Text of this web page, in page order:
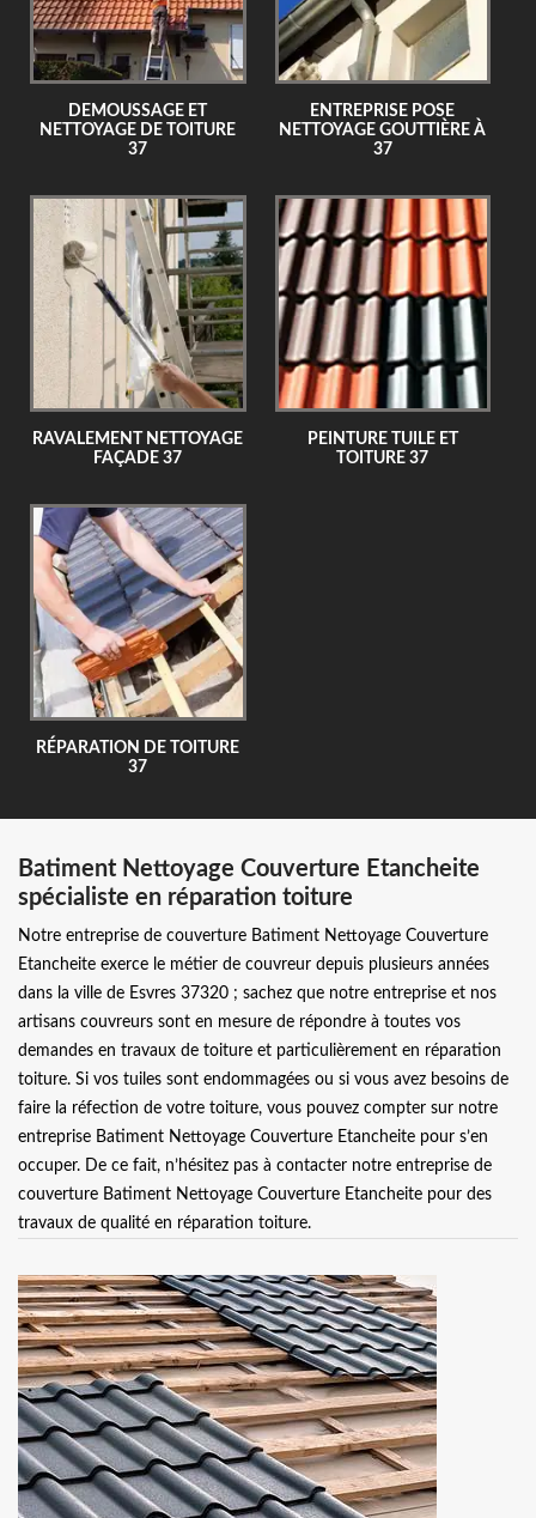
DEMOUSSAGE ET
NETTOYAGE DE TOITURE
37
ENTREPRISE POSE
NETTOYAGE GOUTTIÈRE À
37
RAVALEMENT NETTOYAGE
FAÇADE 37
PEINTURE TUILE ET
TOITURE 37
RÉPARATION DE TOITURE
37
Batiment Nettoyage Couverture Etancheite
spécialiste en réparation toiture
Notre entreprise de couverture Batiment Nettoyage Couverture
Etancheite exerce le métier de couvreur depuis plusieurs années
dans la ville de Esvres 37320 ; sachez que notre entreprise et nos
artisans couvreurs sont en mesure de répondre à toutes vos
demandes en travaux de toiture et particulièrement en réparation
toiture. Si vos tuiles sont endommagées ou si vous avez besoins de
faire la réfection de votre toiture, vous pouvez compter sur notre
entreprise Batiment Nettoyage Couverture Etancheite pour s’en
occuper. De ce fait, n’hésitez pas à contacter notre entreprise de
couverture Batiment Nettoyage Couverture Etancheite pour des
travaux de qualité en réparation toiture.